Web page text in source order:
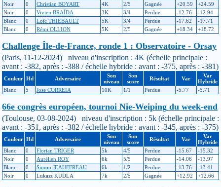
Noir
0 Christian BOYART 4K 2/5 Gagnée +20.59
+24.59
Noir
0 Vivien BRAÏDA 3K 3/4 Perdue -12.76
-12.94
Blanc
0 Loïc THIEBAULT 5K 3/4 Perdue -17.62
-17.71
Blanc
0 Rémi OLLION 5K 2/5 Gagnée +18.34 +18.72
Challenge Île-de-France, ronde 1 : Observatoire - Orsay
(Paris, 11-12-2024) niveau d'inscription : 4K (échelle principale :
avant : -382, après : -388 / échelle hybride : avant : -375, après : -381)
Couleur Hd Adversaire
Son
niveau
Son
score
Résultat Var
Var
Hybride
Blanc
5 Jose CORREIA 10K 1/1 Perdue -5.77 -5.71
66e congrès européen, tournoi Nie-Weiping du week-end
(Toulouse, 03-08-2024) niveau d'inscription : 5k (échelle principale :
avant : -351, après : -382 / échelle hybride : avant : -345, après : -375)
Couleur Hd Adversaire
Son
niveau
Son
score
Résultat Var
Var
Hybride
Blanc
0 Florian TRIGER 5k 4/5 Perdue -15.67
-15.32
Noir
0 Aurélien ROY 6k 5/5 Perdue -14.06
-13.97
Blanc
0 Simon JEAUFFREAU 6k 1/2 Perdue -13.76
-13.41
Noir
0 Lukasz KUDLA 7k 2/5 Gagnée +12.92 +12.66